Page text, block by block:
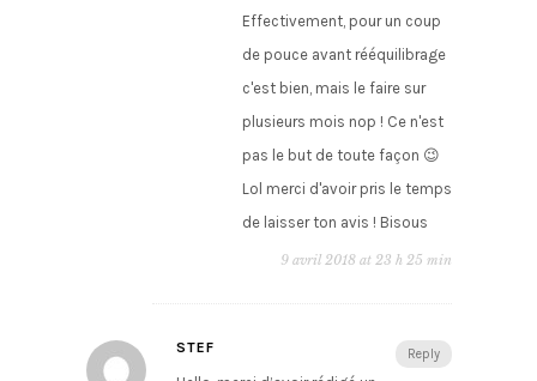
Effectivement, pour un coup
de pouce avant rééquilibrage
c'est bien, mais le faire sur
plusieurs mois nop ! Ce n'est
pas le but de toute façon 😉
Lol merci d'avoir pris le temps
de laisser ton avis ! Bisous
9 avril 2018 at 23 h 25 min
Reply
STEF